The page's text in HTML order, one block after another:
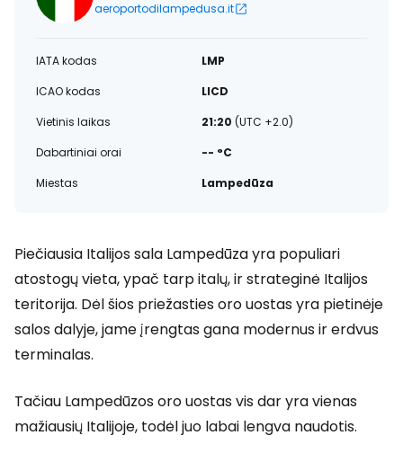
aeroportodilampedusa.it
IATA kodas
LMP
ICAO kodas
LICD
Vietinis laikas
21:20 (UTC +2.0)
Dabartiniai orai
-- °C
Miestas
Lampedūza
Piečiausia Italijos sala Lampedūza yra populiari
atostogų vieta, ypač tarp italų, ir strateginė Italijos
teritorija. Dėl šios priežasties oro uostas yra pietinėje
salos dalyje, jame įrengtas gana modernus ir erdvus
terminalas.
Tačiau Lampedūzos oro uostas vis dar yra vienas
mažiausių Italijoje, todėl juo labai lengva naudotis.